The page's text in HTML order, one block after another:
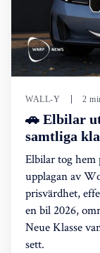
WALL-Y 2
🚗 Elbilar
samtliga
Elbilar tog hem
upplagan av
prisvärdhet,
en bil 2026,
Neue Klasse
sett.